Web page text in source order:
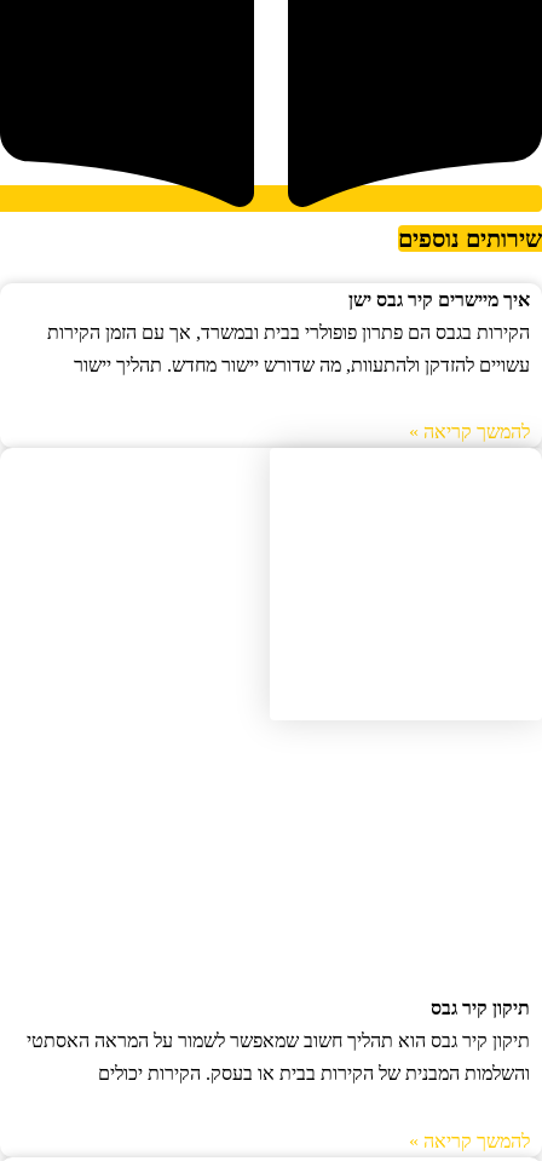
נוספים
איך מיישרים קיר גבס ישן
הקירות בגבס הם פתרון פופולרי בבית ובמשרד, אך עם הזמן הקירות
עשויים להזדקן ולהתעוות, מה שדורש יישור מחדש. תהליך יישור
להמשך קריאה »
תיקון קיר גבס
תיקון קיר גבס הוא תהליך חשוב שמאפשר לשמור על המראה האסתטי
והשלמות המבנית של הקירות בבית או בעסק. הקירות יכולים
להמשך קריאה »